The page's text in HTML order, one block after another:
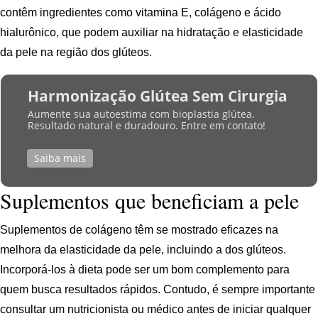
contêm ingredientes como vitamina E, colágeno e ácido
hialurônico, que podem auxiliar na hidratação e elasticidade
da pele na região dos glúteos.
Harmonização Glútea Sem Cirurgia
Aumente sua autoestima com bioplastia glútea.
Resultado natural e duradouro. Entre em contato!
Saiba mais
Suplementos que beneficiam a pele
Suplementos de colágeno têm se mostrado eficazes na
melhora da elasticidade da pele, incluindo a dos glúteos.
Incorporá-los à dieta pode ser um bom complemento para
quem busca resultados rápidos. Contudo, é sempre importante
consultar um nutricionista ou médico antes de iniciar qualquer